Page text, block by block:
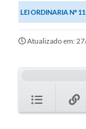
TRANSPARÊNCIA
Contato
Iluminação Pública
LEI ORDINARIA Nº
Atualizado em: